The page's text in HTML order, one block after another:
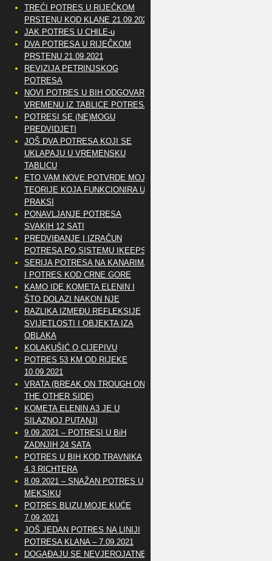
TREĆI POTRES U RIJEČKOM
PRSTENU KOD KLANE 21.09.2021
JAK POTRES U CHILE-u
DVA POTRESA U RIJEČKOM
PRSTENU 21.09.2021
REVIZIJA PETRINJSKOG
POTRESA
NOVI POTRES U BIH ODGOVARA
VREMENU IZ TABLICE POTRESA
POTRESI SE (NE)MOGU
PREDVIDJETI
JOŠ DVA POTRESA KOJI SE
UKLAPAJU U VREMENSKU
TABLICU
ETO VAM NOVE POTVRDE MOJE
TEORIJE KOJA FUNKCIONIRA U
PRAKSI
PONAVLJANJE POTRESA
SVAKIH 12 SATI
PREDVIĐANJE I IZRAČUN
POTRESA PO SISTEMU IKEEPS
SERIJA POTRESA NA KANARIMA
I POTRES KOD CRNE GORE
KAMO IDE KOMETA ELENIN I
ŠTO DOLAZI NAKON NJE
RAZLIKA IZMEĐU REFLEKSIJE
SVIJETLOSTI I OBJEKTA IZA
OBLAKA
KOLAKUŠIĆ O CIJEPIVU
POTRES 53 KM OD RIJEKE
10.09.2021
VRATA (BREAK ON TROUGH ON
THE OTHER SIDE)
KOMETA ELENIN A3 JE U
SILAZNOJ PUTANJI
9.09.2021 – POTRESI U BiH
ZADNJIH 24 SATA
POTRES U BIH KOD TRAVNIKA
4.3 RICHTERA
8.09.2021 – SNAŽAN POTRES U
MEKSIKU
POTRES BLIZU MOJE KUĆE
7.09.2021
JOŠ JEDAN POTRES NA LINIJI
POTRESA KLANA – 7.09.2021
DOGAĐAJU SE NEVJEROJATNE